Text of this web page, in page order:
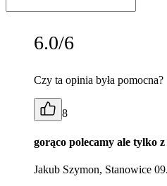
6.0/6
Czy ta opinia była pomocna?
8
gorąco polecamy ale tylko
Jakub Szymon, Stanowice